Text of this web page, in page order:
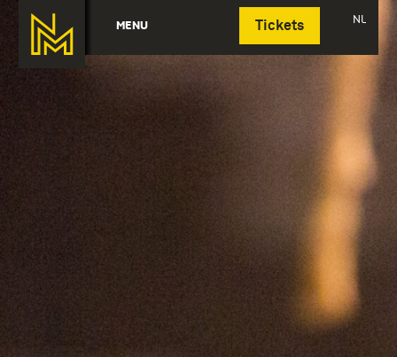
MENU Tickets NL
Deutsch